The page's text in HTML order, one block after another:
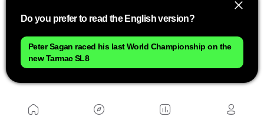
insuperable. Unas cotas que ya se beneficiaban de
los conocimiento adquiridos por la marca de la
ingente información de la base de datos del
sistema biomecánico Retül.
hecho, ciclistas como
Remco Evenepoel
Do you prefer to read the English version?
Peter Sagan raced his last World Championship on the
new Tarmac SL8